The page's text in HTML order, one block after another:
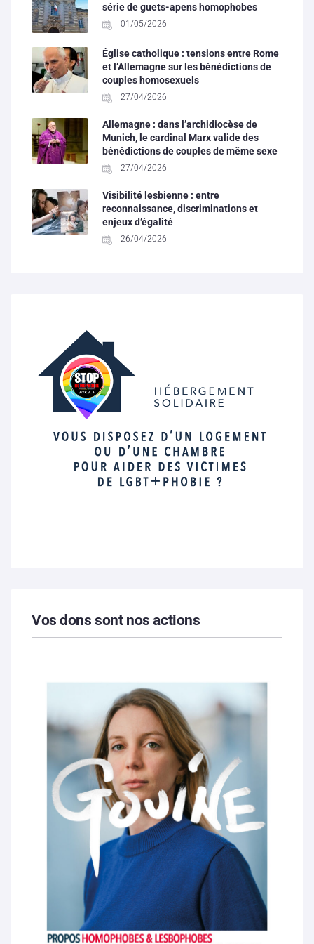
série de guets-apens homophobes
01/05/2026
Église catholique : tensions entre Rome
et l’Allemagne sur les bénédictions de
couples homosexuels
27/04/2026
Allemagne : dans l’archidiocèse de
Munich, le cardinal Marx valide des
bénédictions de couples de même sexe
27/04/2026
Visibilité lesbienne : entre
reconnaissance, discriminations et
enjeux d’égalité
26/04/2026
Vos dons sont nos actions